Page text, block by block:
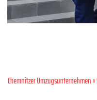
Chemnitzer Umzugsunternehmen»